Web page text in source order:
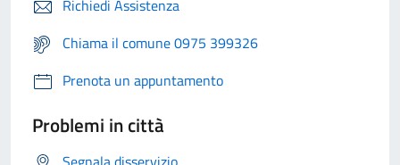
Richiedi Assistenza
Chiama il comune 0975 399326
Prenota un appuntamento
Problemi in città